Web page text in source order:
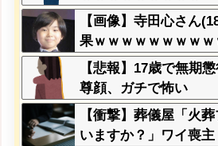
【画像】寺田心さん
果ｗｗｗｗｗｗｗｗ
ｗｗ
【悲報】17歳で無期
尊顔、ガチで怖い
【衝撃】葬儀屋「火
いますか？」ワイ喪主